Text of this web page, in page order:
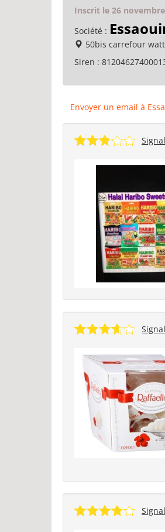
Inscrit le 26
Société :
50bis carrefour
Siren :
Envoyer un email à